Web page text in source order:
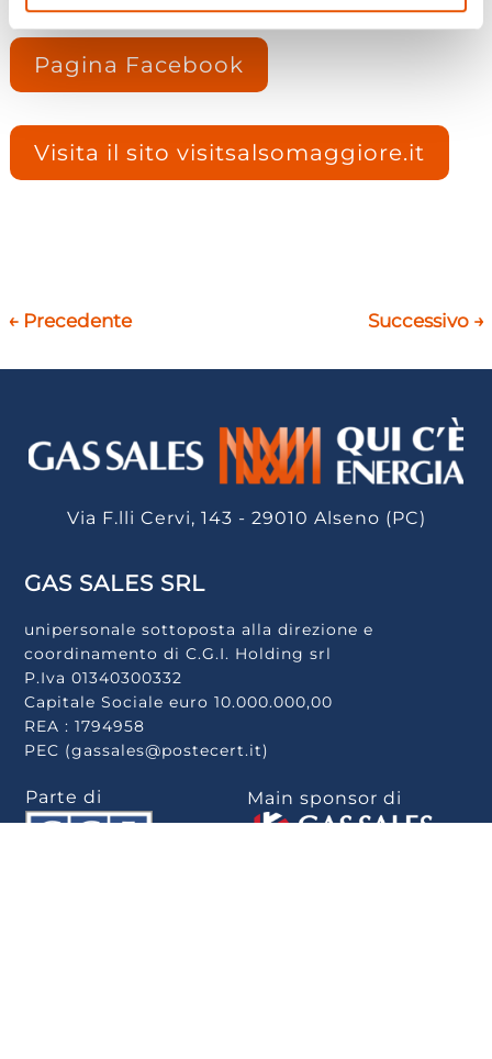
Pagina Facebook
Visita il sito visitsalsomaggiore.it
← Precedente Successivo →
Via F.lli Cervi, 143 - 29010 Alseno (PC)
GAS SALES SRL
unipersonale sottoposta alla direzione e
coordinamento di C.G.I. Holding srl
P.Iva 01340300332
Capitale Sociale euro 10.000.000,00
REA : 1794958
PEC (gassales@postecert.it)
Parte di Main sponsor di